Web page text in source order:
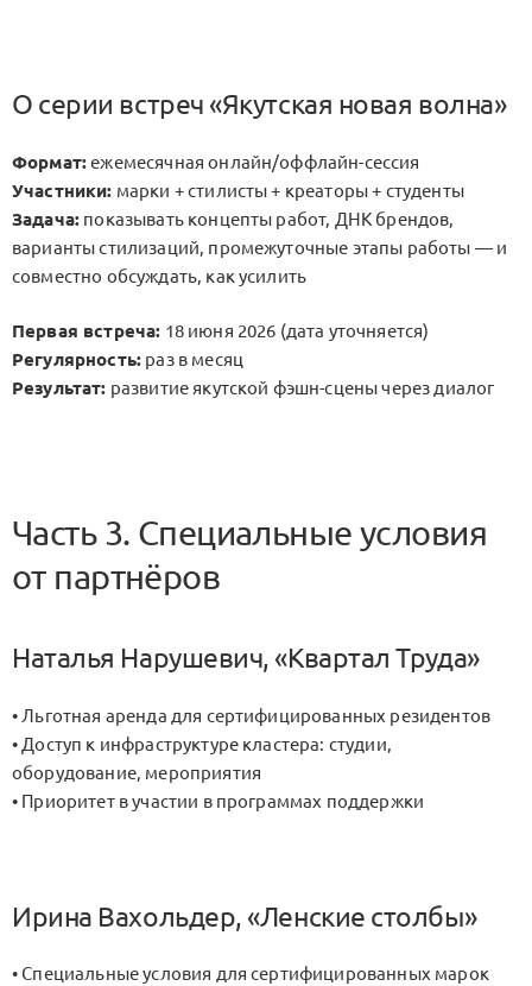
О серии встреч «Якутская новая волна»
Формат:ежемесячная онлайн/оффлайн-сессия
Участники: марки + стилисты + креаторы + студенты
Задача: показывать концепты работ, ДНК брендов,
варианты стилизаций, промежуточные этапы работы — и
совместно обсуждать, как усилить
Первая встреча: 18 июня 2026 (дата уточняется)
Регулярность: раз в месяц
Результат: развитие якутской фэшн-сцены через диалог
Часть 3. Специальные условия
от партнёров
Наталья Нарушевич, «Квартал Труда»
• Льготная аренда для сертифицированных резидентов
• Доступ к инфраструктуре кластера: студии,
оборудование, мероприятия
• Приоритет в участии в программах поддержки
Ирина Вахольдер, «Ленские столбы»
• Специальные условия для сертифицированных марок